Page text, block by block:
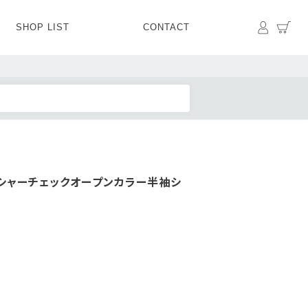
BOTTOMSSKIRT
SHOP LIST CONTACT マイペ
ャーチェックオープンカラー半袖シ